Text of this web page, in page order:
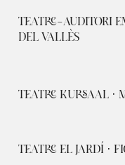
TEATRE-AUDITORI
DEL VALLÈS
TEATRE KURSAAL ·
TEATRE EL JARDÍ ·